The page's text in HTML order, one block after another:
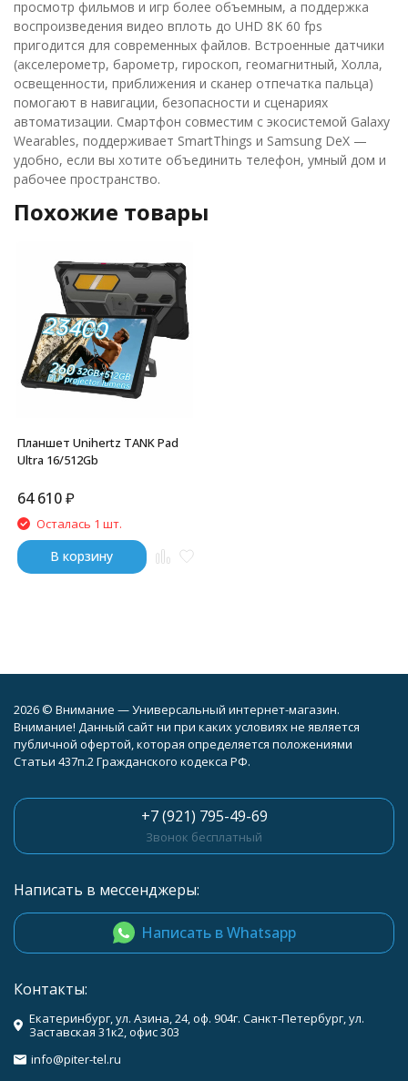
просмотр фильмов и игр более объемным, а поддержка
воспроизведения видео вплоть до UHD 8K 60 fps
пригодится для современных файлов. Встроенные датчики
(акселерометр, барометр, гироскоп, геомагнитный, Холла,
освещенности, приближения и сканер отпечатка пальца)
помогают в навигации, безопасности и сценариях
автоматизации. Смартфон совместим с экосистемой Galaxy
Wearables, поддерживает SmartThings и Samsung DeX —
удобно, если вы хотите объединить телефон, умный дом и
рабочее пространство.
Похожие товары
Планшет Unihertz TANK Pad
Ultra 16/512Gb
64 610₽
Осталась 1 шт.
В корзину
2026 © Внимание — Универсальный интернет-магазин.
Внимание! Данный сайт ни при каких условиях не является
публичной офертой, которая определяется положениями
Статьи 437п.2 Гражданского кодекса РФ.
+7 (921) 795-49-69
Звонок бесплатный
Написать в мессенджеры:
Написать в Whatsapp
Контакты:
Екатеринбург, ул. Азина, 24, оф. 904г. Санкт-Петербург, ул.
Заставская 31к2, офис 303
info@piter-tel.ru